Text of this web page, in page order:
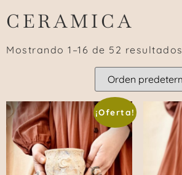
CERAMICA
Mostrando 1–16 de 52 resultados
¡Oferta!